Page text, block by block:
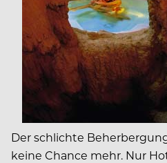
Der schlichte
keine Chance mehr. Nur